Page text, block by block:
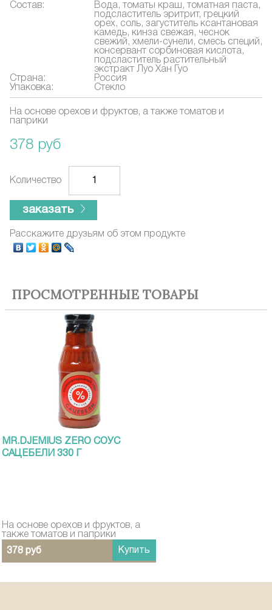
Состав:
Вода, томаты краш, томатная паста,
подсластитель эритрит, грецкий
орех, соль, загуститель ксантановая
камедь, кинза свежая, чеснок
свежий, хмели-сунели, смесь специй,
консервант сорбиновая кислота,
подсластитель растительный
экстракт Луо Хан Гуо
Страна:
Россия
Упаковка:
Стекло
На основе орехов и фруктов, а также томатов и
паприки
378 руб
Количество
заказать
Расскажите друзьям об этом продукте
ПРОСМОТРЕННЫЕ ТОВАРЫ
MR.DJEMIUS ZERO СОУС
САЦЕБЕЛИ 330 Г
На основе орехов и фруктов, а
также томатов и паприки
378 руб
Купить